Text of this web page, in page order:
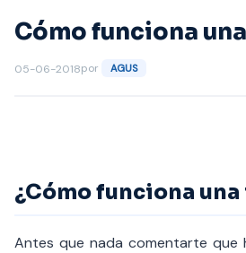
Cómo funciona
05-06-2018por AGUS
¿Cómo funciona
Antes que nada comentarte que